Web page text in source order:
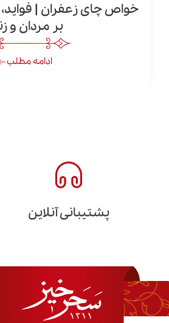
خواص چای زعفران |
بر مردان و
ادامه مطلب
پشتیبانی آنلاین